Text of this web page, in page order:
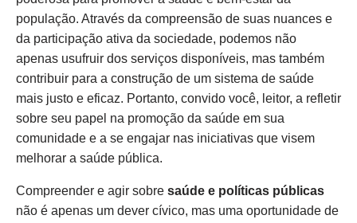
população. Através da compreensão de suas nuances e
da participação ativa da sociedade, podemos não
apenas usufruir dos serviços disponíveis, mas também
contribuir para a construção de um sistema de saúde
mais justo e eficaz. Portanto, convido você, leitor, a refletir
sobre seu papel na promoção da saúde em sua
comunidade e a se engajar nas iniciativas que visem
melhorar a saúde pública.
Compreender e agir sobre saúde e políticas públicas
não é apenas um dever cívico, mas uma oportunidade de